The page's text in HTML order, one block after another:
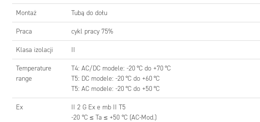
Montaż Tubą do dołu
Praca cykl pracy 75%
Klasa izolacji II
Temperature
range
T4: AC/DC modele: -20 °C do +70 °C
T5: DC modele: -20 °C do +60 °C
T5: AC modele: -20 °C do +50 °C
Ex
II 2 G Ex e mb II T5
-20 °C ≤ Ta ≤ +50 °C (AC-Mod.)